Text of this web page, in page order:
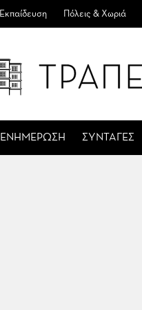
Εκπαίδευση Πόλεις & Χωριά
ΕΝΗΜΕΡΩΣΗ ΣΥΝΤΑΓΕΣ